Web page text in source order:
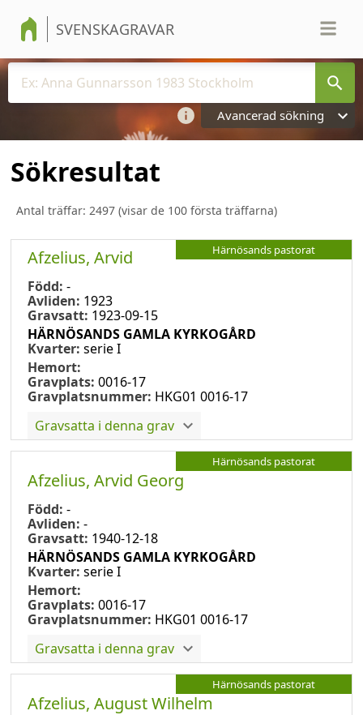
SVENSKAGRAVAR
Avancerad sökning
Sökresultat
Antal träffar: 2497 (visar de 100 första träffarna)
Härnösands pastorat
Afzelius, Arvid
Född: -
Avliden: 1923
Gravsatt: 1923-09-15
HÄRNÖSANDS GAMLA KYRKOGÅRD
Kvarter: serie I
Hemort:
Gravplats: 0016-17
Gravplatsnummer: HKG01 0016-17
Gravsatta i denna grav
Härnösands pastorat
Afzelius, Arvid Georg
Född: -
Avliden: -
Gravsatt: 1940-12-18
HÄRNÖSANDS GAMLA KYRKOGÅRD
Kvarter: serie I
Hemort:
Gravplats: 0016-17
Gravplatsnummer: HKG01 0016-17
Gravsatta i denna grav
Härnösands pastorat
Afzelius, August Wilhelm